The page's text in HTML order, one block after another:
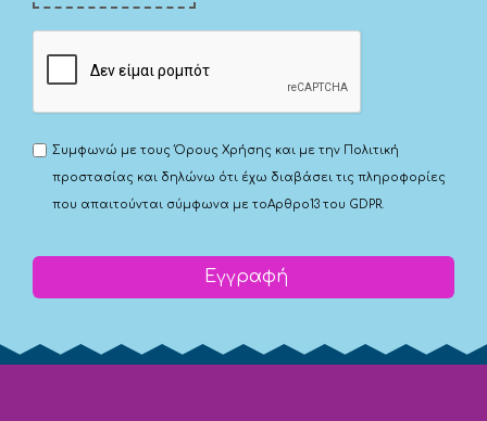
Συμφωνώ με τουςΌρους Χρήσης και με την Πολιτική
προστασίας και δηλώνω ότι έχω διαβάσει τις πληροφορίες
που απαιτούνται σύμφωνα με τοΑρθρο13 του GDPR.
Εγγραφή